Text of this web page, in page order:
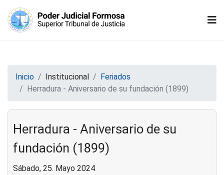
Inicio Institucional
Feriados
Herradura - Aniversario de su fundación (1899)
Herradura - Aniversario de su
fundación (1899)
Sábado, 25. Mayo 2024